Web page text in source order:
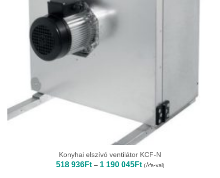
Konyhai elszívó ventilátor KCF-N
518 936Ft – 1 190 045FtÁrtartomány:
518
(Áfa-val)